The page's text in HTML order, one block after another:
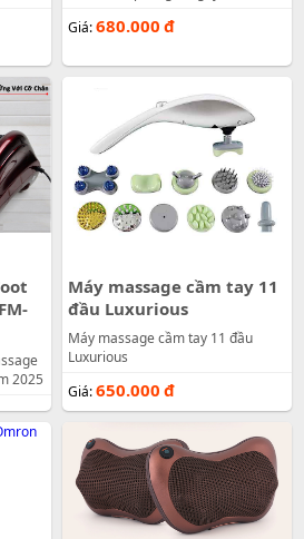
Giá:680.000 đ
2025
Máy massage cầm tay 11
đầu Luxurious
Máy massage cầm tay 11 đầu
Luxurious
Giá:650.000 đ